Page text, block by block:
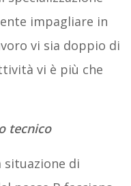
impagliare in
vi sia doppio di
vi è più che
tecnico
situazione di